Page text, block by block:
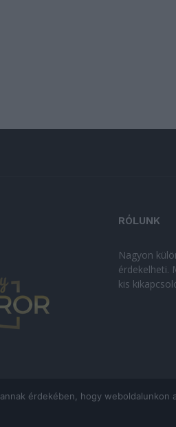
RÓLUNK
Nagyon
érdekelheti.
kis
érdekében, hogy